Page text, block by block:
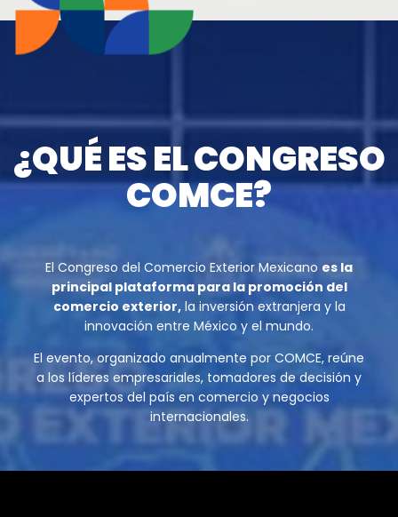
¿QUÉ ES EL CONGRESO
COMCE?
El Congreso del Comercio Exterior Mexicano es la
principal plataforma para la promoción del
comercio exterior,la inversión extranjera y la
innovación entre México y el mundo.
El evento, organizado anualmente por COMCE, reúne
a los líderes empresariales, tomadores de decisión y
expertos del país en comercio y negocios
internacionales.